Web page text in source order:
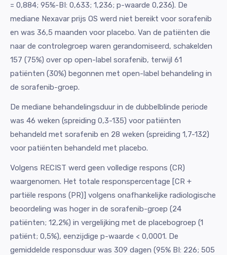
= 0,884; 95%-BI: 0,633; 1,236; p-waarde 0,236). De
mediane Nexavar prijs OS werd niet bereikt voor sorafenib
en was 36,5 maanden voor placebo. Van de patiënten die
naar de controlegroep waren gerandomiseerd, schakelden
157 (75%) over op open-label sorafenib, terwijl 61
patiënten (30%) begonnen met open-label behandeling in
de sorafenib-groep.
De mediane behandelingsduur in de dubbelblinde periode
was 46 weken (spreiding 0,3-135) voor patiënten
behandeld met sorafenib en 28 weken (spreiding 1,7-132)
voor patiënten behandeld met placebo.
Volgens RECIST werd geen volledige respons (CR)
waargenomen. Het totale responspercentage [CR +
partiële respons (PR)] volgens onafhankelijke radiologische
beoordeling was hoger in de sorafenib-groep (24
patiënten; 12,2%) in vergelijking met de placebogroep (1
patiënt; 0,5%), eenzijdige p-waarde < 0,0001. De
gemiddelde responsduur was 309 dagen (95% BI: 226; 505